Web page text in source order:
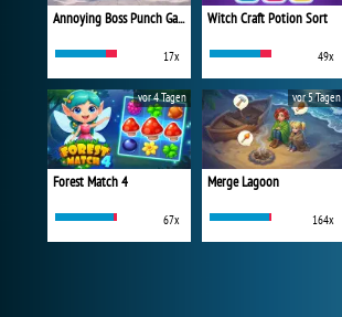
Annoying Boss Punch Game
17x
Witch Craft Potion Sort
49x
Forest Match 4
67x
vor 4 Tagen
Merge Lagoon
164x
vor 5 Tagen